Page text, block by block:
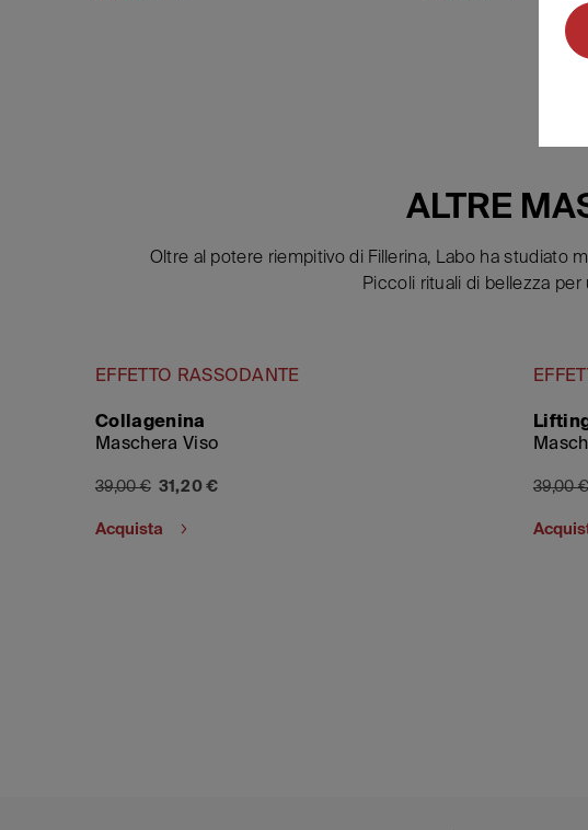
ALTRE
Oltre al potere riempitivo di Fillerina, Labo ha studiato
Piccoli rituali di bellezza
EFFETTO RASSODANTE
Collagenina
Maschera Viso
39,00 € 31,20 €
Acquista
39,00 €